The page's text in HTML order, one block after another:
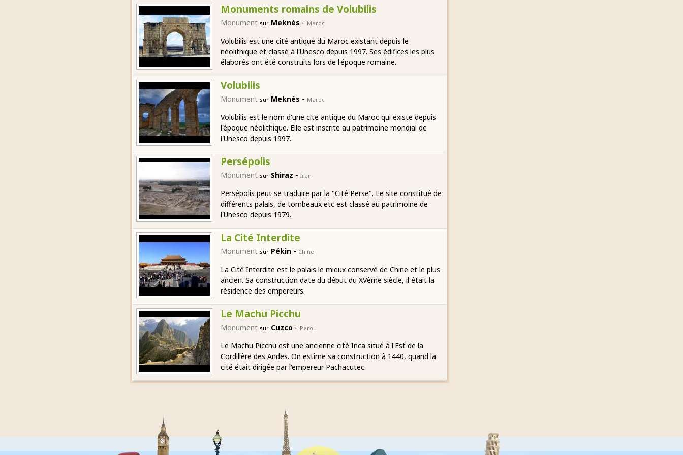
Monuments romains de Volubilis
Monument sur Meknès - Maroc
Volubilis est une cité antique du Maroc existant depuis le
néolithique et classé à l'Unesco depuis 1997. Ses édifices les plus
élaborés ont été construits lors de l'époque romaine.
Volubilis
Monument sur Meknès - Maroc
Volubilis est le nom d'une cite antique du Maroc qui existe depuis
l'époque néolithique. Elle est inscrite au patrimoine mondial de
l'Unesco depuis 1997.
Persépolis
Monument sur Shiraz - Iran
Persépolis peut se traduire par la "Cité Perse". Le site constitué de
différents palais, de tombeaux etc est classé au patrimoine de
l'Unesco depuis 1979.
La Cité Interdite
Monument sur Pékin - Chine
La Cité Interdite est le palais le mieux conservé de Chine et le plus
ancien. Sa construction date du début du XVème siècle, il était la
résidence des empereurs.
Le Machu Picchu
Monument sur Cuzco - Perou
Le Machu Picchu est une ancienne cité Inca situé à l'Est de la
Cordillère des Andes. On estime sa construction à 1440, quand la
cité était dirigée par l'empereur Pachacutec.